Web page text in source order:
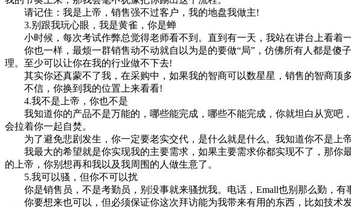
请记住：我是上帝，销售强不过客户，我的地盘我做主!
3.别跟我玩心眼，我是黄雀，你是蝉
小时候，每次考试作弊总觉得老师看不到。直到有一天，我站在讲台上看着
你也一样，最烦一群销售动不动就自以为是的要做“局”，仿佛所有人都是傻
理。至少可以让你在我的行业做不下去!
其实你还真蒙不了我，在采购中，如果我的智商可以数星星，销售的智商顶
不信，你换到我的位置上来看看!
4.我不是上帝，你也不是
我知道你的产品不是万能的，哪些能完成，哪些不能完成，你就坦白从宽吧
会拉着你一起自焚。
为了避免悲剧发生，你一定要老实交代，是什么就是什么。我知道你不是上
我最大的希望就是你实现我的主要需求，如果主要需求你都实现不了，那你
的上帝，你别想再和我以及我周围的人做生意了。
5.我可以骚，但你不可以扰
你是销售员，不是考勤员，别没事就来骚扰我。电话，Emall也别那么勤，有
你要想来也可以，但必须保证你这次拜访能为我带来有用的东西，比如技术